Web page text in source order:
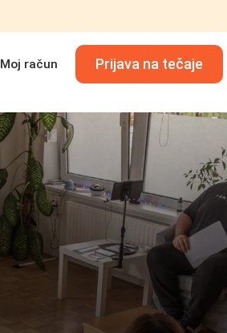
Moj račun Prijava na tečaje